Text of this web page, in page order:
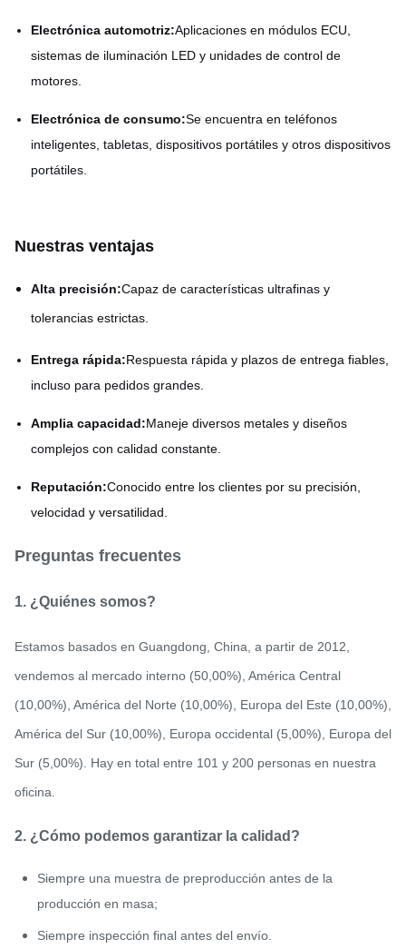
Electrónica automotriz:Aplicaciones en módulos ECU,
sistemas de iluminación LED y unidades de control de
motores.
Electrónica de consumo:Se encuentra en teléfonos
inteligentes, tabletas, dispositivos portátiles y otros dispositivos
portátiles.
Nuestras ventajas
Alta precisión:Capaz de características ultrafinas y
tolerancias estrictas.
Entrega rápida:Respuesta rápida y plazos de entrega fiables,
incluso para pedidos grandes.
Amplia capacidad:Maneje diversos metales y diseños
complejos con calidad constante.
Reputación:Conocido entre los clientes por su precisión,
velocidad y versatilidad.
Preguntas frecuentes
1. ¿Quiénes somos?
Estamos basados ​​en Guangdong, China, a partir de 2012,
vendemos al mercado interno (50,00%), América Central
(10,00%), América del Norte (10,00%), Europa del Este (10,00%),
América del Sur (10,00%), Europa occidental (5,00%), Europa del
Sur (5,00%). Hay en total entre 101 y 200 personas en nuestra
oficina.
2. ¿Cómo podemos garantizar la calidad?
Siempre una muestra de preproducción antes de la
producción en masa;
Siempre inspección final antes del envío.